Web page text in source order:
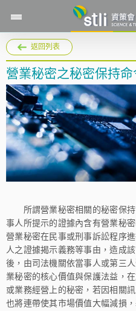
返回列表
營業秘密之秘密保持命
所謂營業秘密相關的秘密保持
事人所提示的證據內含有營業秘
營業秘密在民事或刑事訴訟程序
人之證據揭示義務等事由，造成
後，由司法機關依當事人或第三
業秘密的核心價值與保護法益，
或業務經營上的秘密，若因相關
也將連帶使其市場價值大幅減損